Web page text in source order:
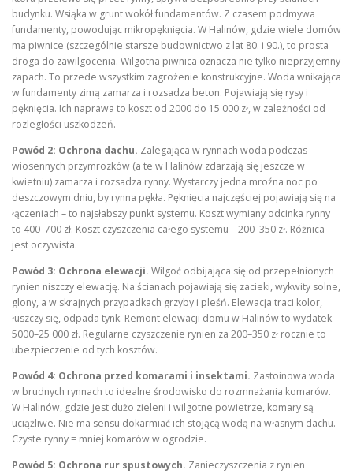
budynku. Wsiąka w grunt wokół fundamentów. Z czasem podmywa
fundamenty, powodując mikropęknięcia. W Halinów, gdzie wiele domów
ma piwnice (szczególnie starsze budownictwo z lat 80. i 90.), to prosta
droga do zawilgocenia. Wilgotna piwnica oznacza nie tylko nieprzyjemny
zapach. To przede wszystkim zagrożenie konstrukcyjne. Woda wnikająca
w fundamenty zimą zamarza i rozsadza beton. Pojawiają się rysy i
pęknięcia. Ich naprawa to koszt od 2000 do 15 000 zł, w zależności od
rozległości uszkodzeń.
Powód 2: Ochrona dachu. Zalegająca w rynnach woda podczas
wiosennych przymrozków (a te w Halinów zdarzają się jeszcze w
kwietniu) zamarza i rozsadza rynny. Wystarczy jedna mroźna noc po
deszczowym dniu, by rynna pękła. Pęknięcia najczęściej pojawiają się na
łączeniach – to najsłabszy punkt systemu. Koszt wymiany odcinka rynny
to 400–700 zł. Koszt czyszczenia całego systemu – 200–350 zł. Różnica
jest oczywista.
Powód 3: Ochrona elewacji. Wilgoć odbijająca się od przepełnionych
rynien niszczy elewację. Na ścianach pojawiają się zacieki, wykwity solne,
glony, a w skrajnych przypadkach grzyby i pleśń. Elewacja traci kolor,
łuszczy się, odpada tynk. Remont elewacji domu w Halinów to wydatek
5000–25 000 zł. Regularne czyszczenie rynien za 200–350 zł rocznie to
ubezpieczenie od tych kosztów.
Powód 4: Ochrona przed komarami i insektami. Zastoinowa woda
w brudnych rynnach to idealne środowisko do rozmnażania komarów.
W Halinów, gdzie jest dużo zieleni i wilgotne powietrze, komary są
uciążliwe. Nie ma sensu dokarmiać ich stojącą wodą na własnym dachu.
Czyste rynny = mniej komarów w ogrodzie.
Powód 5: Ochrona rur spustowych. Zanieczyszczenia z rynien